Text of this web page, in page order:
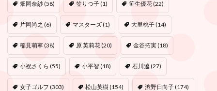
畑岡奈紗(58) 笠りつ子(1) 笹生優花(22)
片岡尚之 (6) マスターズ(1) 大里桃子(14)
稲見萌寧(38) 原 英莉花(20) 金谷拓実(18)
小祝さくら (55) 小平智(18) 石川遼 (27)
女子ゴルフ (303) 松山英樹(154) 渋野日向子(174)